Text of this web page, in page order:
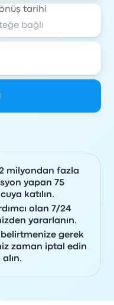
tarihi
milyondan fazla
yapan 75
katılın.
olan 7/24
yararlanın.
gerek
zaman iptal edin